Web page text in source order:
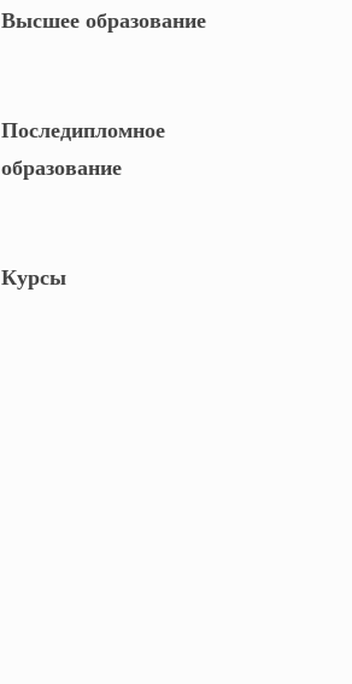
Высшее образование
Последипломное
образование
Курсы